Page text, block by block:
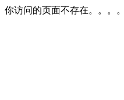
你访问的页面不存在。。。。